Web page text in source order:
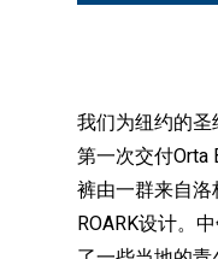
我们为纽约的圣
第一次交付Orta
裤由一群来自
ROARK设计。